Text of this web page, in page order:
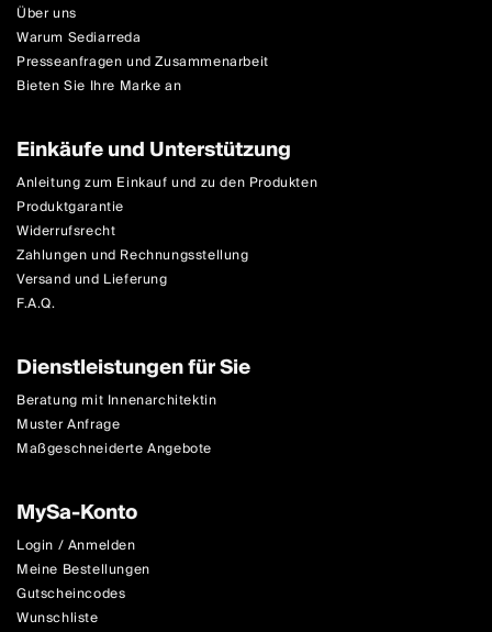
Über uns
Warum Sediarreda
Presseanfragen und Zusammenarbeit
Bieten Sie Ihre Marke an
Einkäufe und Unterstützung
Anleitung zum Einkauf und zu den Produkten
Produktgarantie
Widerrufsrecht
Zahlungen und Rechnungsstellung
Versand und Lieferung
F.A.Q.
Dienstleistungen für Sie
Beratung mit Innenarchitektin
Muster Anfrage
Maßgeschneiderte Angebote
MySa-Konto
Login / Anmelden
Meine Bestellungen
Gutscheincodes
Wunschliste